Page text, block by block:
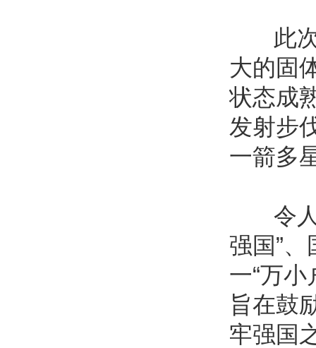
此次
大的固
状态成
发射步
一箭多
令人
强国”
一“万
旨在鼓
牢强国